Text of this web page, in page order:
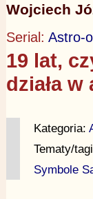
Wojciech
Serial: Astro-
19 lat,
działa
Kategoria:
Tematy/
Symbole